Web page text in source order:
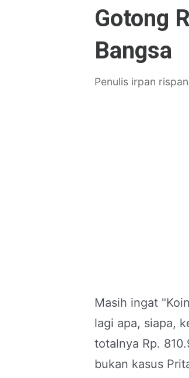
Gotong
Bangsa
Penulis irpan
Masih ingat
lagi apa, siapa,
totalnya Rp.
bukan kasus